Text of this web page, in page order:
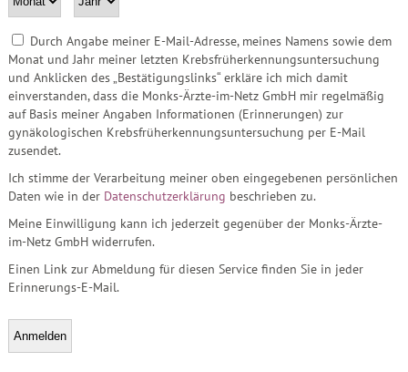
Durch Angabe meiner E-Mail-Adresse, meines Namens sowie dem
Monat und Jahr meiner letzten Krebsfrüherkennungsuntersuchung
und Anklicken des „Bestätigungslinks“ erkläre ich mich damit
einverstanden, dass die Monks-Ärzte-im-Netz GmbH mir regelmäßig
auf Basis meiner Angaben Informationen (Erinnerungen) zur
gynäkologischen Krebsfrüherkennungsuntersuchung per E-Mail
zusendet.
Ich stimme der Verarbeitung meiner oben eingegebenen persönlichen
Daten wie in der Datenschutzerklärung beschrieben zu.
Meine Einwilligung kann ich jederzeit gegenüber der Monks-Ärzte-
im-Netz GmbH widerrufen.
Einen Link zur Abmeldung für diesen Service finden Sie in jeder
Erinnerungs-E-Mail.